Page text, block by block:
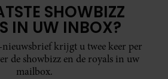
SHOWBIZZ
IN UW INBOX?
nieuwsbrief krijgt u twee keer per
de showbizz en de royals in uw
mailbox.